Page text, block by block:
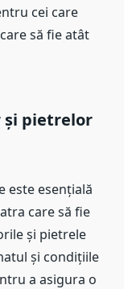
cei care
să fie atât
pietrelor
este esențială
care să fie
și pietrele
și condițiile
a asigura o